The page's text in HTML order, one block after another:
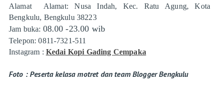
Alamat Alamat: Nusa Indah, Kec. Ratu Agung, Kota
Bengkulu, Bengkulu 38223
Jam buka: 08.00 -23.00 wib
Telepon: 0811-7321-511
Instagram : Kedai Kopi Gading Cempaka
Foto : Peserta kelasa motret dan team Blogger Bengkulu